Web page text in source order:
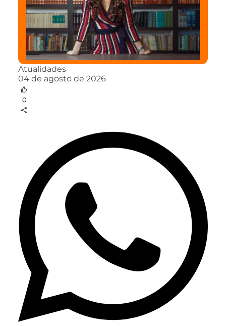
Atualidades
04 de agosto de 2026
0